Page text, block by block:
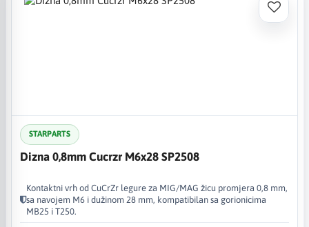
STARPARTS
Dizna 0,8mm Cucrzr M6x28 SP2508
Kontaktni vrh od CuCrZr legure za MIG/MAG žicu promjera 0,8 mm,
sa navojem M6 i dužinom 28 mm, kompatibilan sa gorionicima
MB25 i T250.